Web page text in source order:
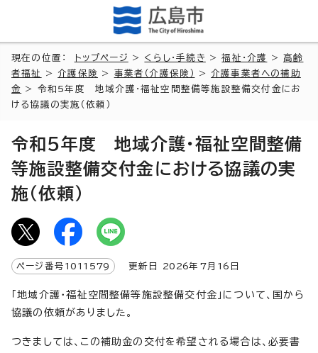
現在の位置： トップページ > くらし・手続き >福祉・介護 >高齢
者福祉
> 介護保険 > 事業者（介護保険） > 介護事業者への補助
金 > 令和5年度 地域介護・福祉空間整備等施設整備交付金にお
ける協議の実施（依頼）
令和5年度 地域介護・福祉空間整備
等施設整備交付金における協議の実
施（依頼）
ページ番号 1011579 更新日 2026年7月 16 日
「地域介護・福祉空間整備等施設整備交付金」について、国から
協議の依頼がありました。
つきましては、この補助金の交付を希望される場合は、必要書